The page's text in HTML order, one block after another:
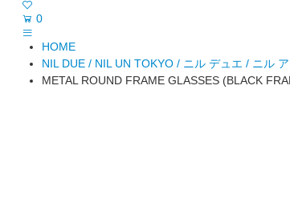
0
HOME
NIL DUE / NIL UN TOKYO / ニル デュエ / ニル
METAL ROUND FRAME GLASSES (BLACK